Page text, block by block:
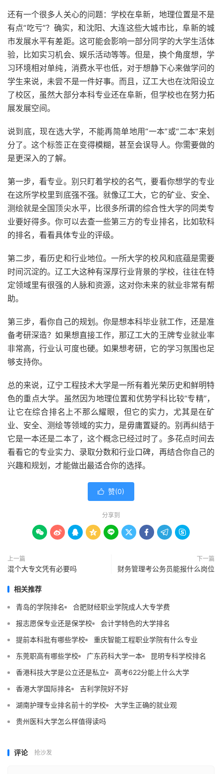
还有一个很多人关心的问题：学校在阜新，地理位置是不是
有点“吃亏”？确实，和沈阳、大连这些大城市比，阜新的城
市发展水平有差距。这可能会影响一部分同学的大学生活体
验，比如实习机会、娱乐活动等等。但是，换个角度想，学
习环境相对单纯，消费水平也低，对于想静下心来做学问的
学生来说，未尝不是一件好事。而且，辽工大也在沈阳设立
了校区，虽然大部分本科专业还在阜新，但学校也在努力拓
展发展空间。
说到底，现在选大学，不能再简单地用“一本”或“二本”来划
分了。这个标签正在变得模糊，甚至会误导人。你需要做的
是更深入的了解。
第一步，看专业。别只盯着学校的名气，要看你想学的专业
在这所学校里到底强不强。就像辽工大，它的矿业、安全、
测绘就是全国顶尖水平，比很多所谓的综合性大学的同类专
业要好得多。你可以去查一些第三方的专业排名，比如软科
的排名，看看具体专业的评级。
第二步，看历史和行业地位。一所大学的校风和底蕴是需要
时间沉淀的。辽工大这种有深厚行业背景的学校，往往在特
定领域里有很强的人脉和资源，这对你未来的就业非常有帮
助。
第三步，看你自己的规划。你是想本科毕业就工作，还是准
备考研深造？如果想直接工作，那辽工大的王牌专业就业率
非常高，行业认可度也硬。如果想考研，它的学习氛围也足
够支持你。
总的来说，辽宁工程技术大学是一所有着光荣历史和鲜明特
色的重点大学。虽然因为地理位置和优势学科比较“专精”，
让它在综合排名上不那么耀眼，但它的实力，尤其是在矿
业、安全、测绘等领域的实力，是毋庸置疑的。别再纠结于
它是一本还是二本了，这个概念已经过时了。多花点时间去
看看它的专业实力、录取分数和行业口碑，再结合你自己的
兴趣和规划，才能做出最适合你的选择。
 赞(0)
分享到
        
上一篇
混个大专文凭有必要吗
下一篇
财务管理考公务员能报什么岗位
相关推荐
青岛的学院排名
合肥财经职业学院成人大专学费
报志愿保专业还是保学校
会计学特色的大学排名
提前本科批有哪些学校
重庆智能工程职业学院有什么专业
东莞职高有哪些学校
广东药科大学一本
昆明专科学校排名
香港科技大学是公立还是私立
高考622分能上什么大学
香港大学国际排名
吉利学院好不好
湖南护理专业排名前十的学校
大学生正确的就业观
贵州医科大学怎么样值得读吗
评论 抢沙发